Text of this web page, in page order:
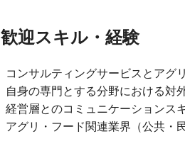
歓迎スキル・経験
コンサルティングサービスとアグ
自身の専門とする分野における対
経営層とのコミュニケーションス
アグリ・フード関連業界（公共・